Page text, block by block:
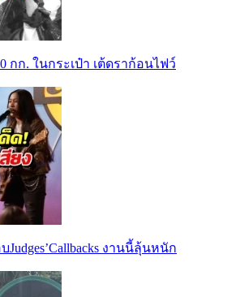
กก. ในกระเป๋า เต้ดราก้อนไฟว์
Judges’Callbacks งานนี้ลุ้นหนัก